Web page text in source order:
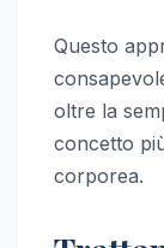
Questo
oltre la
concetto
corporea.